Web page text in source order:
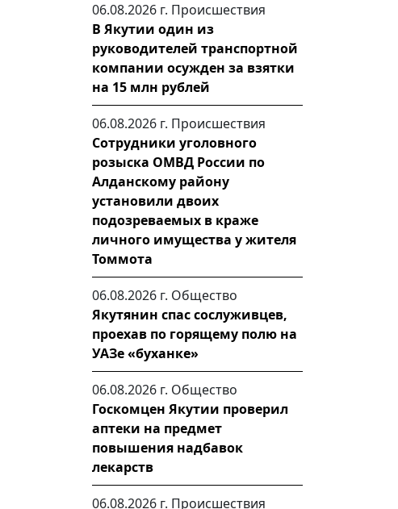
06.08.2026 г. Происшествия
В Якутии один из
руководителей транспортной
компании осужден за взятки
на 15 млн рублей
06.08.2026 г. Происшествия
Сотрудники уголовного
розыска ОМВД России по
Алданскому району
установили двоих
подозреваемых в краже
личного имущества у жителя
Томмота
06.08.2026 г. Общество
Якутянин спас сослуживцев,
проехав по горящему полю на
УАЗе «буханке»
06.08.2026 г. Общество
Госкомцен Якутии проверил
аптеки на предмет
повышения надбавок
лекарств
06.08.2026 г. Происшествия